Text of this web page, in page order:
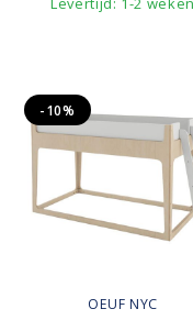
OEUF NYC
-10%